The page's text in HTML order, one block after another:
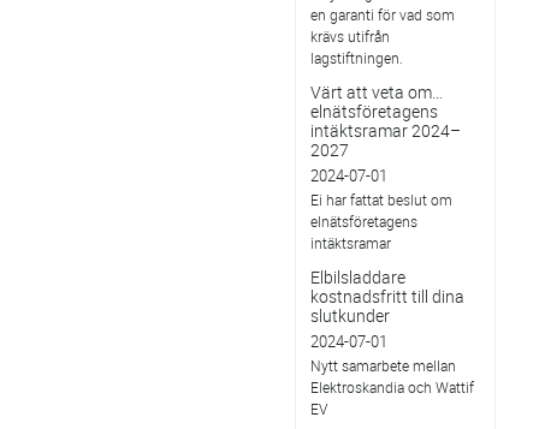
en garanti för vad som
krävs utifrån
lagstiftningen.
Värt att veta om…
elnätsföretagens
intäktsramar 2024–
2027
2024-07-01
Ei har fattat beslut om
elnätsföretagens
intäktsramar
Elbilsladdare
kostnadsfritt till dina
slutkunder
2024-07-01
Nytt samarbete mellan
Elektroskandia och Wattif
EV